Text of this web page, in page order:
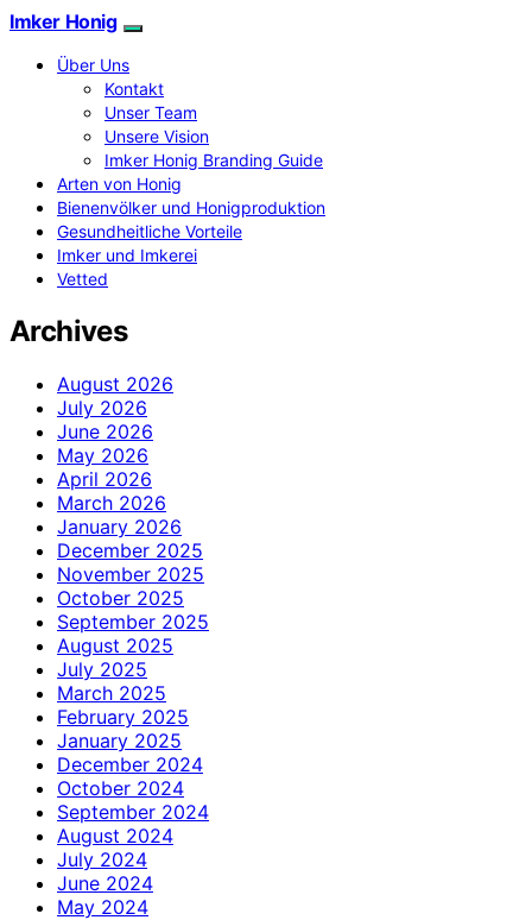
Imker Honig
Über Uns
Kontakt
Unser Team
Unsere Vision
Imker Honig Branding Guide
Arten von Honig
Bienenvölker und Honigproduktion
Gesundheitliche Vorteile
Imker und Imkerei
Vetted
Archives
August 2026
July 2026
June 2026
May 2026
April 2026
March 2026
January 2026
December 2025
November 2025
October 2025
September 2025
August 2025
July 2025
March 2025
February 2025
January 2025
December 2024
October 2024
September 2024
August 2024
July 2024
June 2024
May 2024